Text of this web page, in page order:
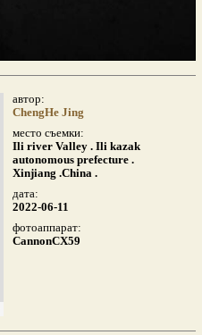
автор:
ChengHe Jing
место съемки:
Ili river Valley . Ili kazak
autonomous prefecture .
Xinjiang .China .
дата:
2022-06-11
фотоаппарат:
CannonCX59